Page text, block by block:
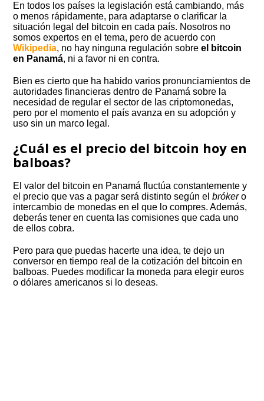
En todos los países la legislación está cambiando, más
o menos rápidamente, para adaptarse o clarificar la
situación legal del bitcoin en cada país. Nosotros no
somos expertos en el tema, pero de acuerdo con
Wikipedia, no hay ninguna regulación sobreel bitcoin
en Panamá, ni a favor ni en contra.
Bien es cierto que ha habido varios pronunciamientos de
autoridades financieras dentro de Panamá sobre la
necesidad de regular el sector de las criptomonedas,
pero por el momento el país avanza en su adopción y
uso sin un marco legal.
¿Cuál es el precio del bitcoin hoy en
balboas?
El valor del bitcoin en Panamá fluctúa constantemente y
el precio que vas a pagar será distinto según elbrókero
intercambio de monedas en el que lo compres. Además,
deberás tener en cuenta las comisiones que cada uno
de ellos cobra.
Pero para que puedas hacerte una idea, te dejo un
conversor en tiempo real de la cotización del bitcoin en
balboas. Puedes modificar la moneda para elegir euros
o dólares americanos si lo deseas.